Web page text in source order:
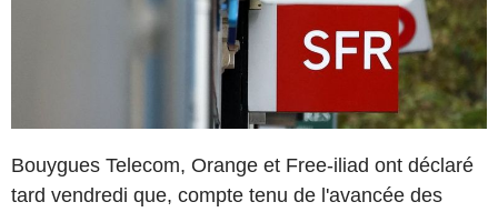
Bouygues Telecom, Orange et Free-iliad ont déclaré
tard vendredi que, compte tenu de l'avancée des